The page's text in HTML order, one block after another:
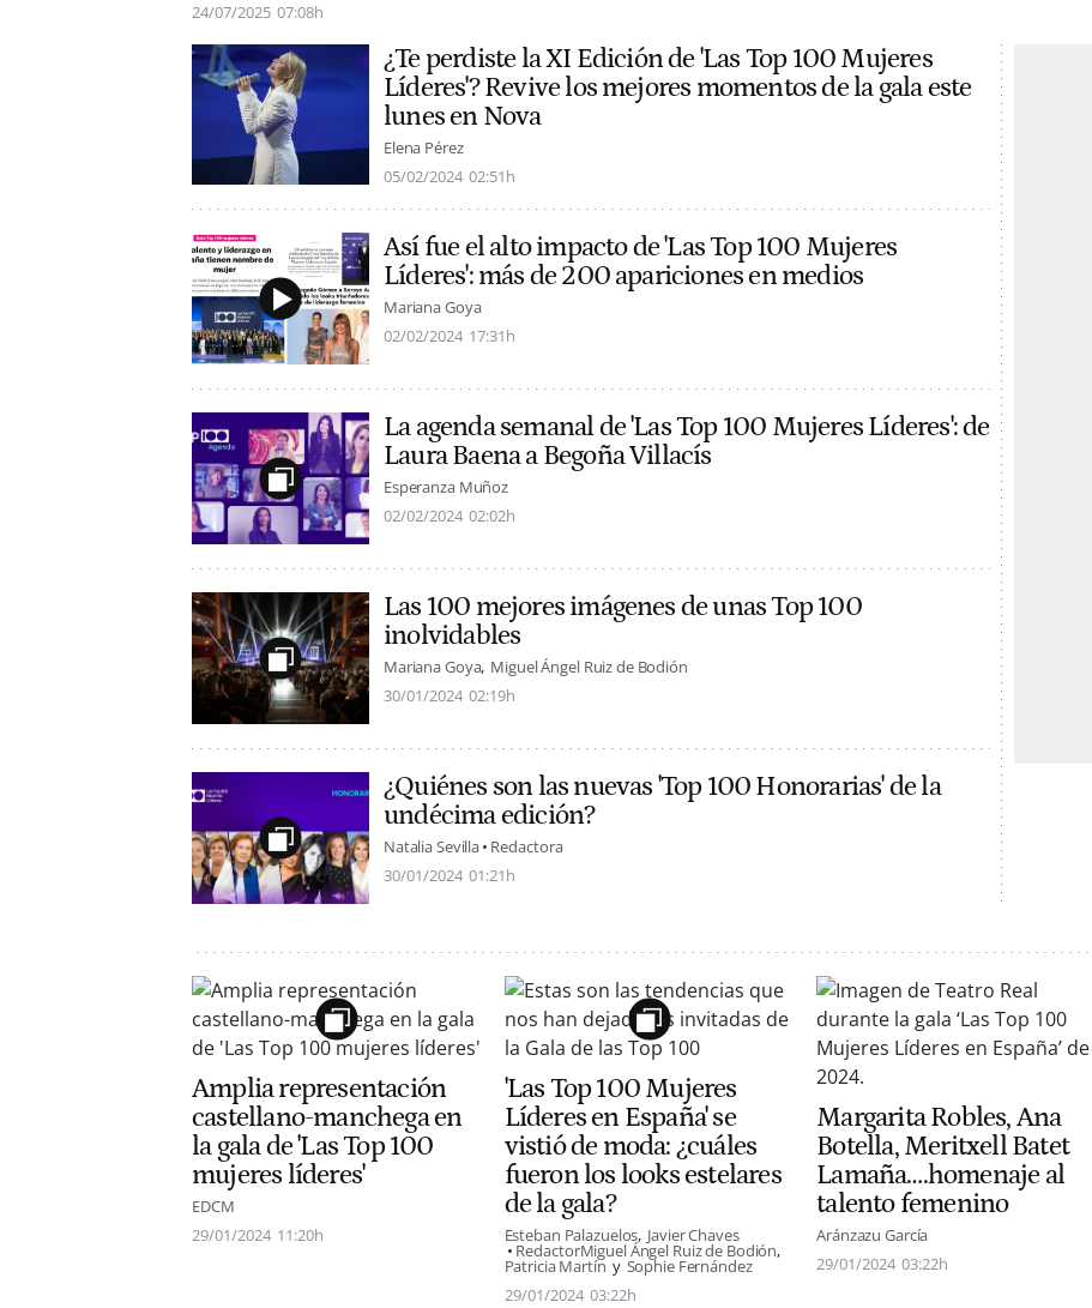
24/07/2025 07:08h
¿Te perdiste la XI Edición de 'Las Top 100 Mujeres
Líderes'? Revive los mejores momentos de la gala este
lunes en Nova
Elena Pérez
05/02/2024 02:51h
Así fue el alto impacto de 'Las Top 100 Mujeres
Líderes': más de 200 apariciones en medios
Mariana Goya
02/02/2024 17:31h
La agenda semanal de 'Las Top 100 Mujeres Líderes': de
Laura Baena a Begoña Villacís
Esperanza Muñoz
02/02/2024 02:02h
Las 100 mejores imágenes de unas Top 100
inolvidables
Mariana Goya Miguel Ángel Ruiz de Bodión
30/01/2024 02:19h
¿Quiénes son las nuevas 'Top 100 Honorarias' de la
undécima edición?
Natalia Sevilla Redactora
30/01/2024 01:21h
Amplia representación
castellano-manchega en
la gala de 'Las Top 100
mujeres líderes'
EDCM
29/01/2024 11:20h
'Las Top 100 Mujeres
Líderes en España' se
vistió de moda: ¿cuáles
fueron los looks estelares
de la gala?
Esteban Palazuelos Javier Chaves
RedactorMiguel Ángel Ruiz de Bodión
Patricia Martín
Sophie Fernández
29/01/2024 03:22h
Margarita Robles, Ana
Botella, Meritxell Batet
Lamaña….homenaje al
talento femenino
Aránzazu García
29/01/2024 03:22h